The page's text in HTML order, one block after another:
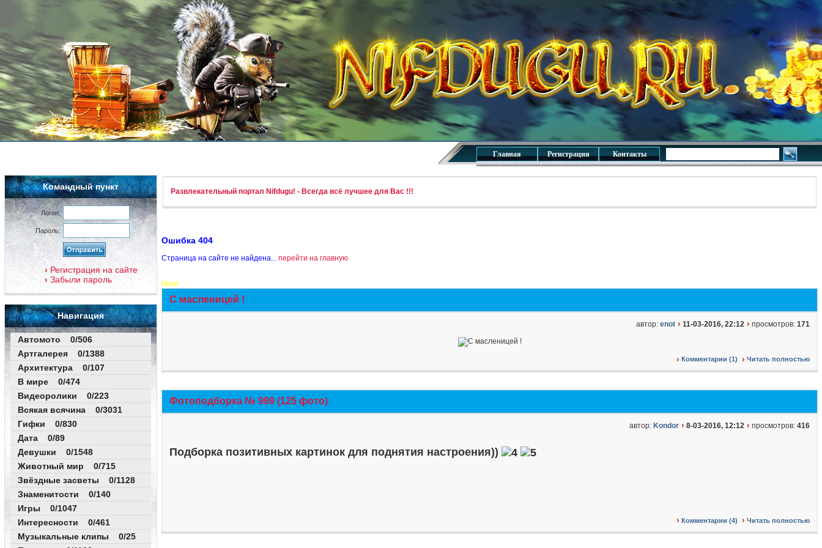
Главная Регистрация Контакты
Командный пункт
Логин:
Пароль:
Регистрация на сайте
Забыли пароль
Навигация
Автомото 0/506
Артгалерея 0/1388
Архитектура 0/107
В мире 0/474
Видеоролики 0/223
Всякая всячина 0/3031
Гифки 0/830
Дата 0/89
Девушки 0/1548
Животный мир 0/715
Звёздные засветы 0/1128
Знаменитости 0/140
Игры 0/1047
Интересности 0/461
Музыкальные клипы 0/25
Развлекательный портал Nifdugu! - Всегда всё лучшее для Вас !!!
Ошибка 404
Страница на сайте не найдена... перейти на главную
New!
С масленицей !
автор: enot 11-03-2016, 22:12 просмотров: 171
Комментарии (1) Читать полностью
Фотоподборка № 999 (125 фото)
автор: Kondor 8-03-2016, 12:12 просмотров: 416
Подборка позитивных картинок для поднятия настроения))
Комментарии (4) Читать полностью